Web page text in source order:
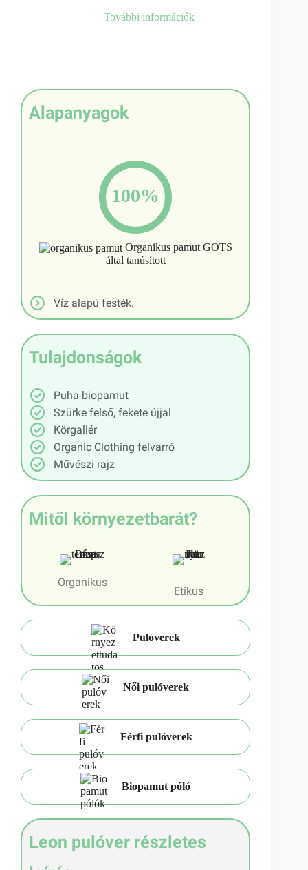
További információk
Alapanyagok
100%
Organikus pamut GOTS
által tanúsított
Víz alapú festék.
Tulajdonságok
Puha biopamut
Szürke felső, fekete újjal
Körgallér
Organic Clothing felvarró
Művészi rajz
Mitől környezetbarát?
Organikus
Etikus
Pulóverek
Női pulóverek
Férfi pulóverek
Biopamut póló
Leon pulóver részletes